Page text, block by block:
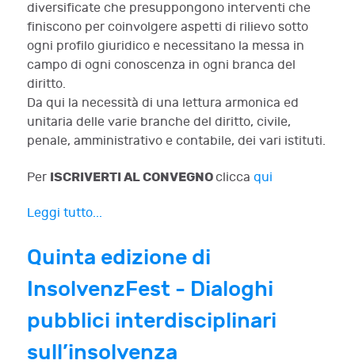
diversificate che presuppongono interventi che
finiscono per coinvolgere aspetti di rilievo sotto
ogni profilo giuridico e necessitano la messa in
campo di ogni conoscenza in ogni branca del
diritto.
Da qui la necessità di una lettura armonica ed
unitaria delle varie branche del diritto, civile,
penale, amministrativo e contabile, dei vari istituti.
Per ISCRIVERTI AL CONVEGNOclicca qui
Leggi tutto...
Quinta edizione di
InsolvenzFest - Dialoghi
pubblici interdisciplinari
sull’insolvenza